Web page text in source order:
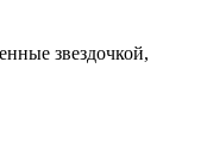
звездочкой,